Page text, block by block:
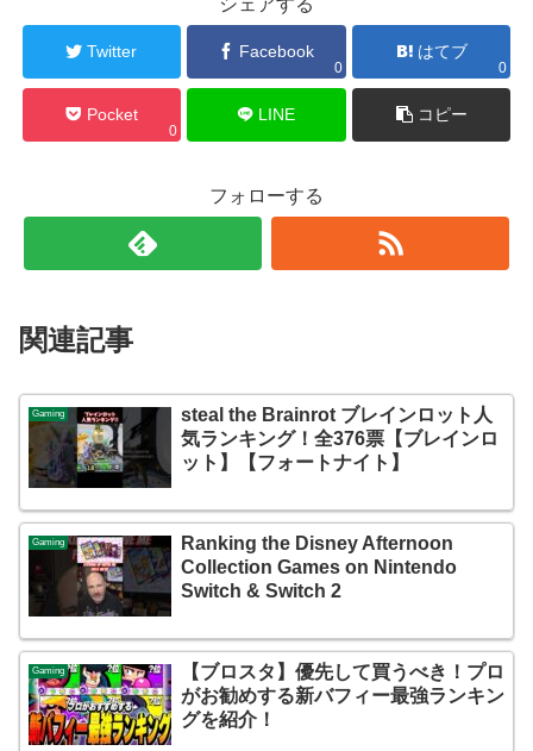
Twitter Facebook
0
はてブ
0
Pocket
0
LINE コピー
フォローする
関連記事
Gaming
steal the Brainrot ブレインロット人
気ランキング！全376票【ブレインロ
ット】【フォートナイト】
Gaming
Ranking the Disney Afternoon
Collection Games on Nintendo
Switch & Switch 2
Gaming
【ブロスタ】優先して買うべき！プロ
がお勧めする新バフィー最強ランキン
グを紹介！